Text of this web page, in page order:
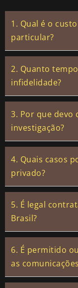
1. Qual é o
particular?
2. Quanto
infidelidade?
3. Por que devo
investigação?
4. Quais casos
privado?
5. É legal
Brasil?
6. É permitido
as